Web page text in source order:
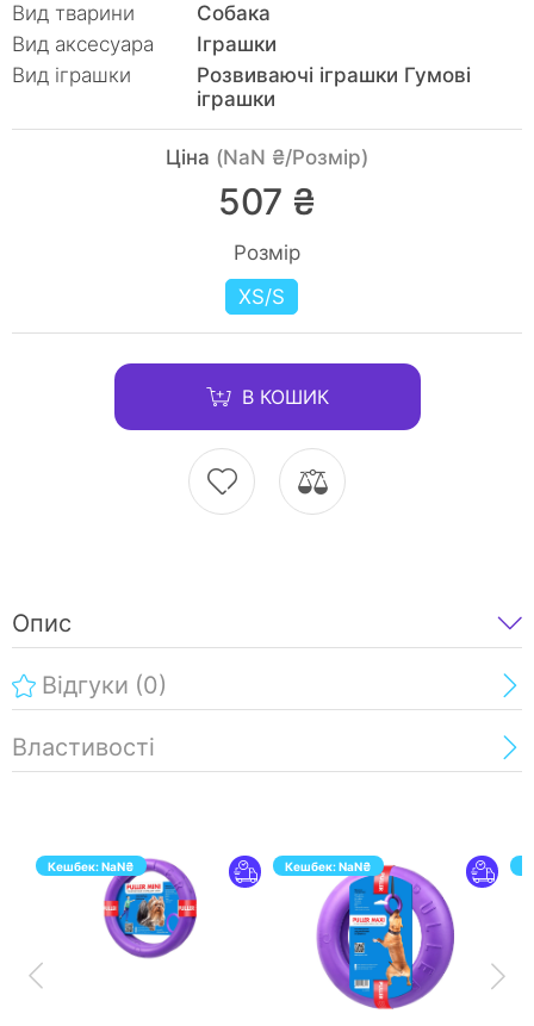
Вид тварини
Собака
Вид аксесуара
Іграшки
Вид іграшки
Розвиваючі іграшки Гумові
іграшки
Ціна (NaN ₴/Розмір)
507 ₴
Розмір
XS/S
В КОШИК
Опис
Відгуки (0)
Властивості
Кешбек:NaN₴ Кешбек:NaN₴
ПЕРЕЙТИ